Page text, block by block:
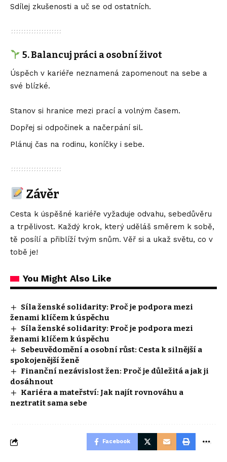
Sdílej zkušenosti a uč se od ostatních.
5. Balancuj práci a osobní život
Úspěch v kariéře neznamená zapomenout na sebe a
své blízké.
Stanov si hranice mezi prací a volným časem.
Dopřej si odpočinek a načerpání sil.
Plánuj čas na rodinu, koníčky i sebe.
Závěr
Cesta k úspěšné kariéře vyžaduje odvahu, sebedůvěru
a trpělivost. Každý krok, který uděláš směrem k sobě,
tě posílí a přiblíží tvým snům. Věř si a ukaž světu, co v
tobě je!
You Might Also Like
Síla ženské solidarity: Proč je podpora mezi
ženami klíčem k úspěchu
Síla ženské solidarity: Proč je podpora mezi
ženami klíčem k úspěchu
Sebeuvědomění a osobní růst: Cesta k silnější a
spokojenější ženě
Finanční nezávislost žen: Proč je důležitá a jak ji
dosáhnout
Kariéra a mateřství: Jak najít rovnováhu a
neztratit sama sebe
Facebook